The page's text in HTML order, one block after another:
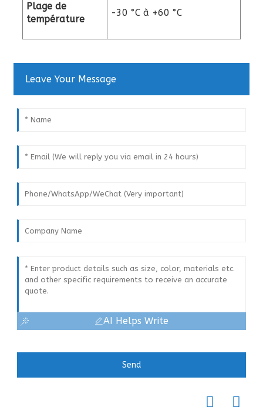
Plage de
température
-30 °C à +60 °C
Leave Your Message
AI Helps Write
Send